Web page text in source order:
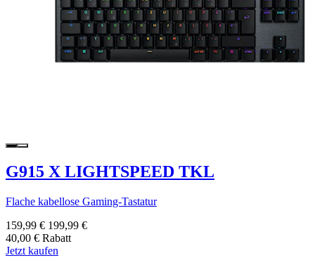
G915 X LIGHTSPEED TKL
Flache kabellose Gaming-Tastatur
159,99 € 199,99 €
40,00 € Rabatt
Jetzt kaufen